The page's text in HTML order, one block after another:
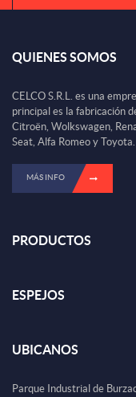
QUIENES SOMOS
CELCO S.R.L. es una
principal es la fabricación
Citroën, Wolkswagen,
Seat, Alfa Romeo y Toyota.
MÁS INFO
PRODUCTOS
ESPEJOS
UBICANOS
Parque Industrial de